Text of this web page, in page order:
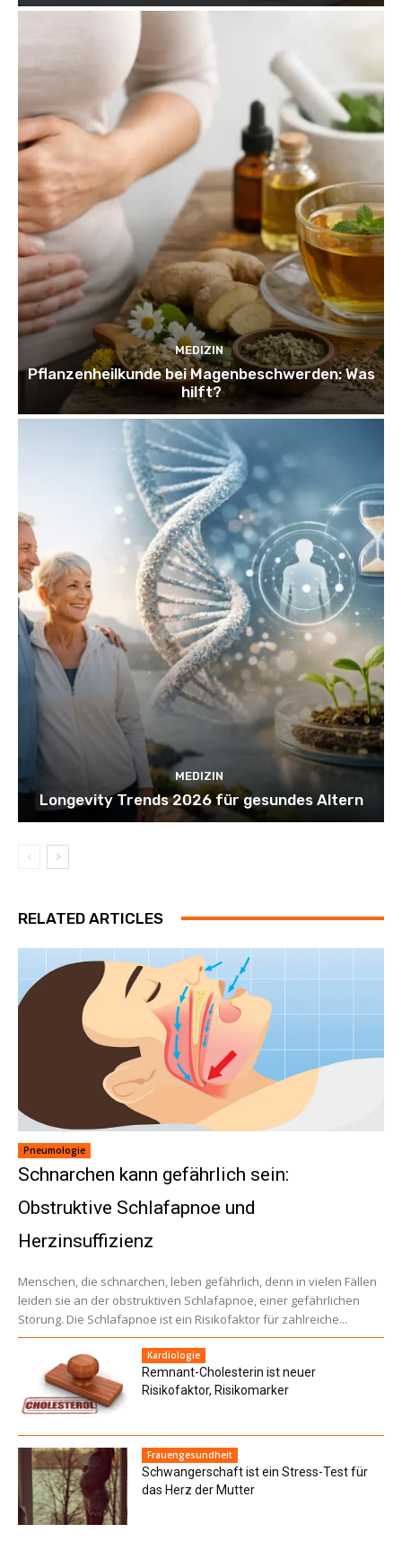
MEDIZIN
Pflanzenheilkunde bei Magenbeschwerden: Was
hilft?
MEDIZIN
Longevity Trends 2026 für gesundes Altern
RELATED ARTICLES
Pneumologie
Schnarchen kann gefährlich sein:
Obstruktive Schlafapnoe und
Herzinsuffizienz
Menschen, die schnarchen, leben gefährlich, denn in vielen Fällen
leiden sie an der obstruktiven Schlafapnoe, einer gefährlichen
Störung. Die Schlafapnoe ist ein Risikofaktor für zahlreiche...
Kardiologie
Remnant-Cholesterin ist neuer
Risikofaktor, Risikomarker
Frauengesundheit
Schwangerschaft ist ein Stress-Test für
das Herz der Mutter